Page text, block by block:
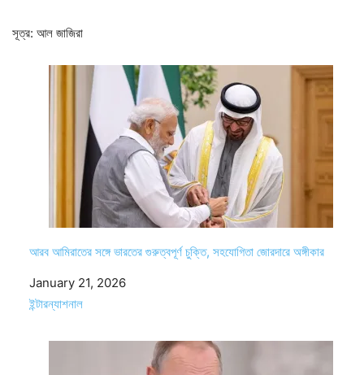
সূত্র: আল জাজিরা
আরব আমিরাতের সঙ্গে ভারতের গুরুত্বপূর্ণ চুক্তি, সহযোগিতা জোরদারে অঙ্গীকার
Date
January 21, 2026
In relation to
ইন্টারন্যাশনাল